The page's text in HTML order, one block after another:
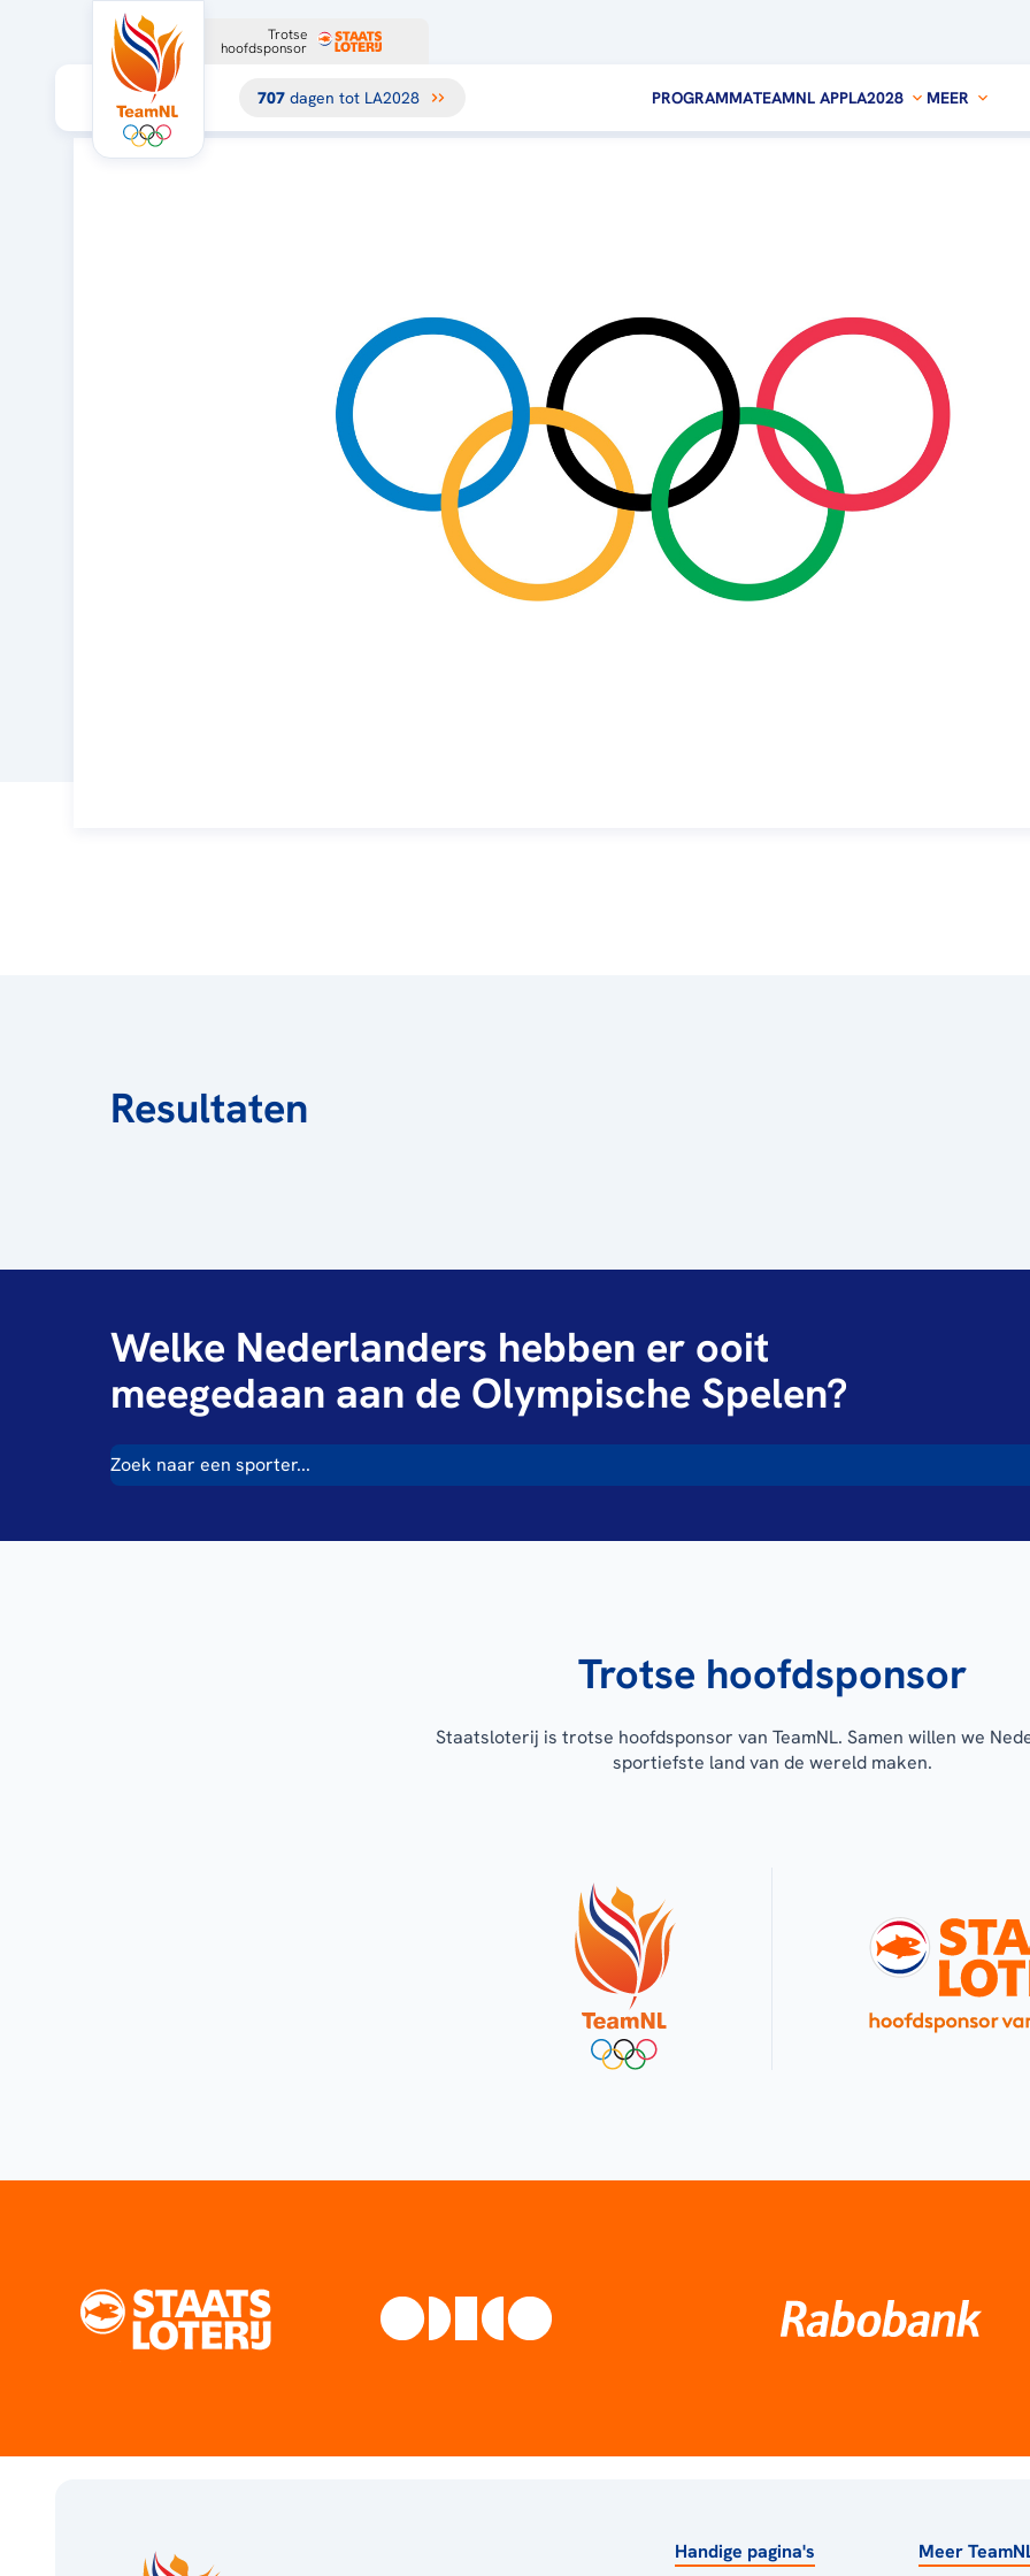
Trotse
hoofdsponsor
707 dagen tot LA2028 PROGRAMMATEAMNL APPLA2028 MEER
Resultaten
Welke Nederlanders hebben er ooit
meegedaan aan de Olympische Spelen?
Trotse hoofdsponsor
Staatsloterij is trotse hoofdsponsor van TeamNL. Samen willen we
sportiefste land van de wereld maken.
Handige pagina's Meer